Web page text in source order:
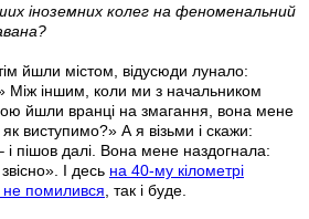
іноземних колег на феноменальний
йшли містом, відусюди лунало:
Між іншим, коли ми з начальником
йшли вранці на змагання, вона мене
виступимо?» А я візьми і скажи:
пішов далі. Вона мене наздогнала:
І десь на 40-му кілометрі
не помилився , так і буде.